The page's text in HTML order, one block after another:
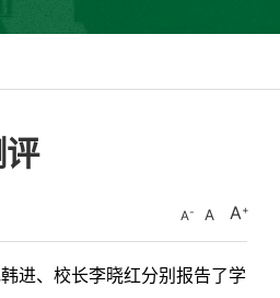
A A A
进、校长李晓红分别报告了学